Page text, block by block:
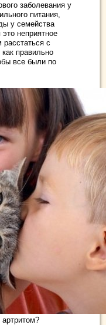
заболевания у
питания,
у семейства
неприятное
с
правильно
все были по